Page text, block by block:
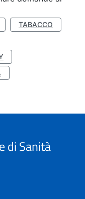
TABACCO
di Sanità